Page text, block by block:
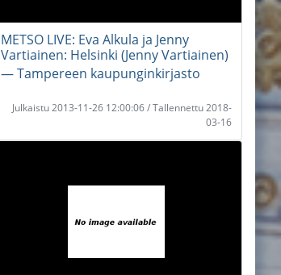
METSO LIVE: Eva Alkula ja Jenny
Vartiainen: Helsinki (Jenny Vartiainen)
― Tampereen kaupunginkirjasto
Julkaistu 2013-11-26 12:00:06 / Tallennettu 2018-
03-16